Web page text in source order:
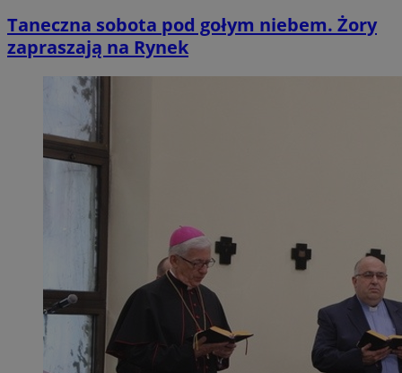
Taneczna sobota pod gołym niebem. Żory
zapraszają na Rynek